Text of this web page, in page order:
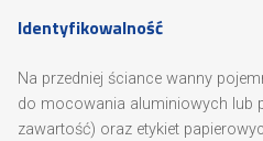
Identyfikowalność
Na przedniej ściance wanny
do mocowania aluminiowych lub
zawartość) oraz etykiet